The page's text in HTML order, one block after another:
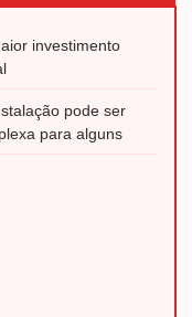
investimento
pode ser
para alguns